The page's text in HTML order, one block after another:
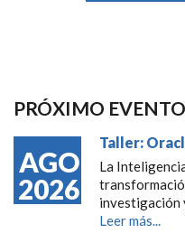
PRÓXIMO EVENTO
AGO
2026
Taller:
La
investigación
Leer más...